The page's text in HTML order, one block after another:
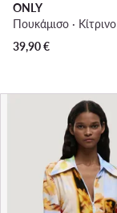
ONLY
Πουκάμισο · Κίτρινο
39,90€